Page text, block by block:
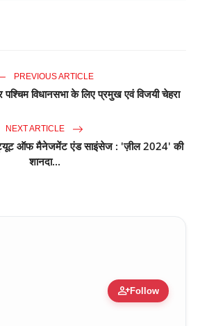
PREVIOUS ARTICLE
पश्चिम विधानसभा के लिए प्रमुख एवं विजयी चेहरा
NEXT ARTICLE
ऑफ मैनेजमेंट एंड साइंसेज : 'ज़ील 2024' की
शानदा...
person_addFollow